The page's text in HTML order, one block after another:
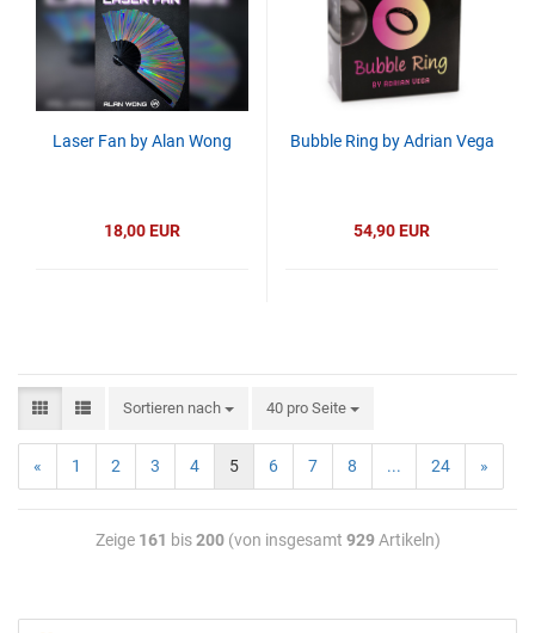
Laser Fan by Alan Wong
18,00 EUR
Bubble Ring by Adrian Vega
54,90 EUR
Sortieren nach 40 pro Seite
« 1 2 3 4 5 6 7 8 ... 24 »
Zeige 161 bis200(von insgesamt 929Artikeln)